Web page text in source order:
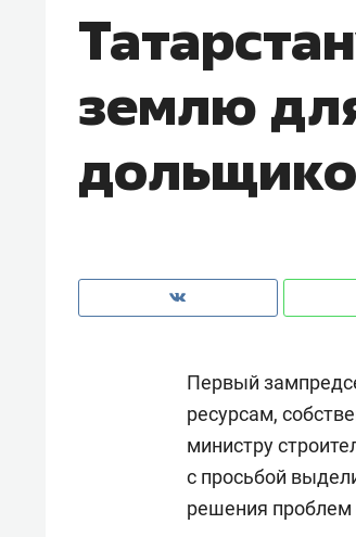
землю
Первый
ресурсам,
министру
с просьбой
решения
Рекомендуем
Опыт выживания в дикой
природе, работа
с ментальным и
состоянием как основа
антихрупких команд